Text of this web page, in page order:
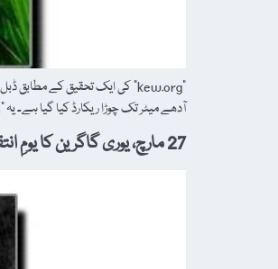
آدھے میٹر تک چوڑا ریکارڈ کیا گیا ہے۔ یہ "Palm” کے درخت میں اگتے […]
27 مارچ، یوری گاگرین کا یومِ انتقال